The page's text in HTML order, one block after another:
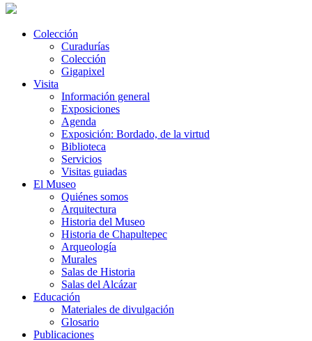
Colección
Curadurías
Colección
Gigapixel
Visita
Información general
Exposiciones
Agenda
Exposición: Bordado, de la virtud
Biblioteca
Servicios
Visitas guiadas
El Museo
Quiénes somos
Arquitectura
Historia del Museo
Historia de Chapultepec
Arqueología
Murales
Salas de Historia
Salas del Alcázar
Educación
Materiales de divulgación
Glosario
Publicaciones